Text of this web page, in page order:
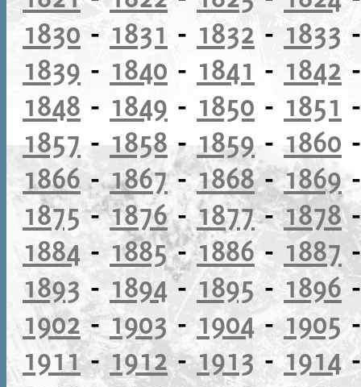
1830 - 1831 - 1832 - 1833
1839 - 1840 - 1841 - 1842
1848 - 1849 - 1850 - 1851
1857 - 1858 - 1859 - 1860
1866-1867-1868-1869
1875-1876-1877-1878
1884 - 1885-1886 - 1887
1893 - 1894- 1895-1896
1902-1903 - 1904-1905
1911-1912-1913 -1914